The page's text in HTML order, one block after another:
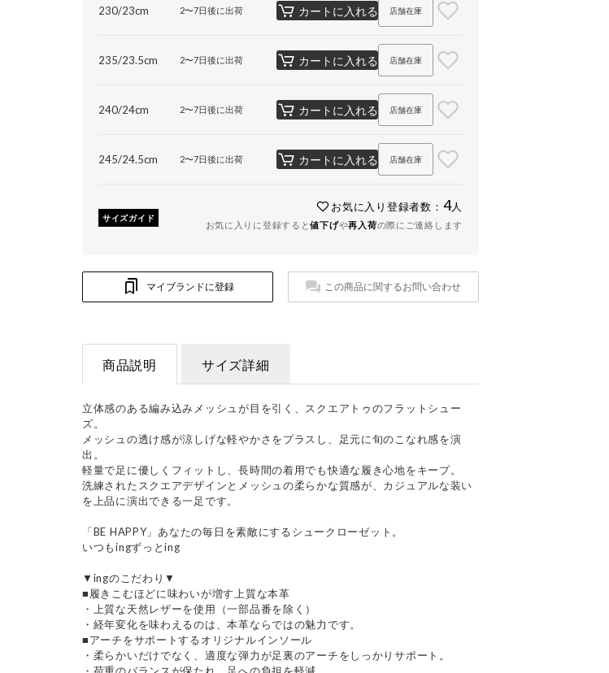
230/23cm 2〜7日後に出荷 カートに入れる 店舗在庫
235/23.5cm 2〜7日後に出荷 カートに入れる 店舗在庫
240/24cm 2〜7日後に出荷 カートに入れる 店舗在庫
245/24.5cm 2〜7日後に出荷 カートに入れる 店舗在庫
サイズガイド
お気に入り登録者数： 4人
お気に入りに登録すると値下げや再入荷の際にご連絡します
マイブランドに登録 この商品に関するお問い合わせ
商品説明 サイズ詳細
立体感のある編み込みメッシュが目を引く、スクエアトゥのフラットシュー
ズ。
メッシュの透け感が涼しげな軽やかさをプラスし、足元に旬のこなれ感を演
出。
軽量で足に優しくフィットし、長時間の着用でも快適な履き心地をキープ。
洗練されたスクエアデザインとメッシュの柔らかな質感が、カジュアルな装い
を上品に演出できる一足です。
「BE HAPPY」あなたの毎日を素敵にするシュークローゼット。
いつもingずっとing
▼ingのこだわり▼
■履きこむほどに味わいが増す上質な本革
・上質な天然レザーを使用（一部品番を除く）
・経年変化を味わえるのは、本革ならではの魅力です。
■アーチをサポートするオリジナルインソール
・柔らかいだけでなく、適度な弾力が足裏のアーチをしっかりサポート。